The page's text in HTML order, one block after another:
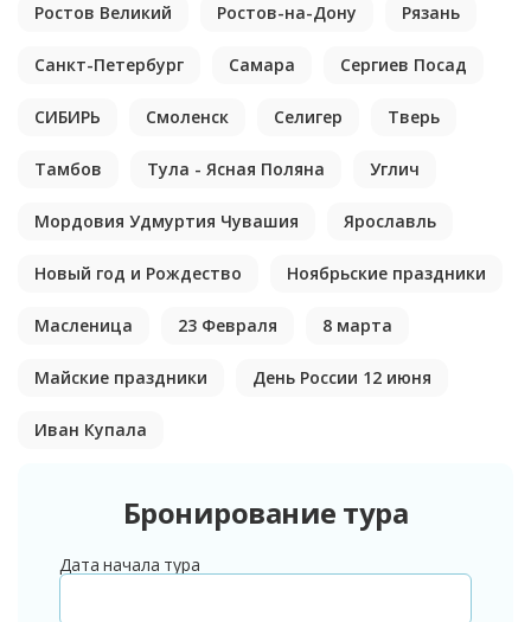
Ростов Великий Ростов-на-Дону Рязань
Санкт-Петербург Самара Сергиев Посад
СИБИРЬ Смоленск Селигер Тверь
Тамбов Тула - Ясная Поляна Углич
Мордовия Удмуртия Чувашия Ярославль
Новый год и Рождество Ноябрьские праздники
Масленица 23 Февраля 8 марта
Майские праздники День России 12 июня
Иван Купала
Бронирование тура
Дата начала тура